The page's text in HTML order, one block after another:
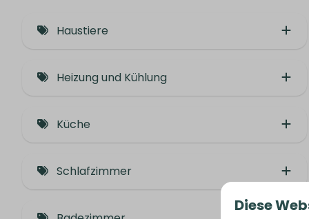
Haustiere
Tier frei (2)
Heizung und Kühlung
Fußbodenheizung unten
Holzofen (2)
Atmosphäre Kamin
Küche
Geschirrspüler (2)
Schlafzimmer
Schlafzimmer 1 (Erdgeschoss): Zwei Diese